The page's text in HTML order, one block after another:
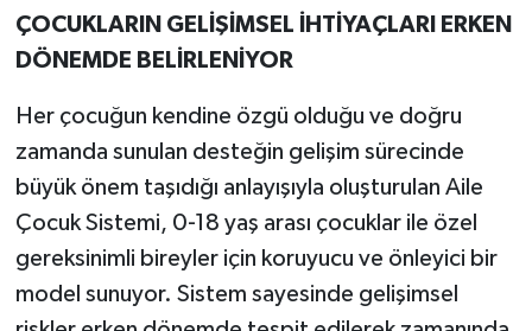
ÇOCUKLARIN GELİŞİMSEL İHTİYAÇLARI ERKEN
DÖNEMDE BELİRLENİYOR
Her çocuğun kendine özgü olduğu ve doğru
zamanda sunulan desteğin gelişim sürecinde
büyük önem taşıdığı anlayışıyla oluşturulan Aile
Çocuk Sistemi, 0-18 yaş arası çocuklar ile özel
gereksinimli bireyler için koruyucu ve önleyici bir
model sunuyor. Sistem sayesinde gelişimsel